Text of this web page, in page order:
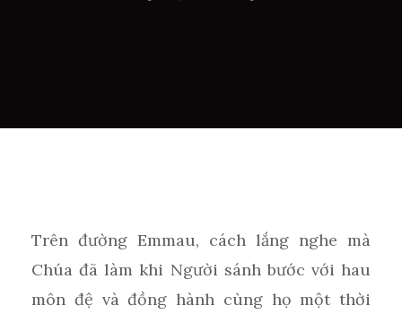
Trên đường Emmau, cách lắng nghe mà
Chúa đã làm khi Người sánh bước với hau
môn đệ và đồng hành cùng họ một thời